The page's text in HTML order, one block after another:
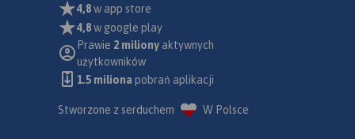
4,8w app store
4,8w google play
Prawie 2 miliony aktywnych
użytkowników
1.5 miliona pobrań aplikacji
Stworzone z serduchem W Polsce